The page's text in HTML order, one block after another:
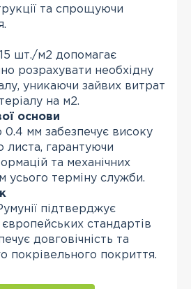
та спрощуючи
шт./м2 допомагає
розрахувати необхідну
уникаючи зайвих витрат
на м2.
основи
мм забезпечує високу
листа, гарантуючи
та механічних
усього терміну служби.
підтверджує
стандартів
довговічність та
покрівельного покриття.